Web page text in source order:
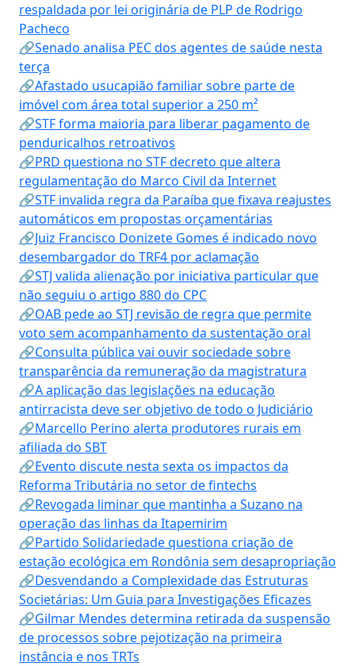
respaldada por lei originária de PLP de Rodrigo
Pacheco
🔗Senado analisa PEC dos agentes de saúde nesta
terça
🔗Afastado usucapião familiar sobre parte de
imóvel com área total superior a 250 m²
🔗STF forma maioria para liberar pagamento de
penduricalhos retroativos
🔗PRD questiona no STF decreto que altera
regulamentação do Marco Civil da Internet
🔗STF invalida regra da Paraíba que fixava reajustes
automáticos em propostas orçamentárias
🔗Juiz Francisco Donizete Gomes é indicado novo
desembargador do TRF4 por aclamação
🔗STJ valida alienação por iniciativa particular que
não seguiu o artigo 880 do CPC
🔗OAB pede ao STJ revisão de regra que permite
voto sem acompanhamento da sustentação oral
🔗Consulta pública vai ouvir sociedade sobre
transparência da remuneração da magistratura
🔗A aplicação das legislações na educação
antirracista deve ser objetivo de todo o Judiciário
🔗Marcello Perino alerta produtores rurais em
afiliada do SBT
🔗Evento discute nesta sexta os impactos da
Reforma Tributária no setor de fintechs
🔗Revogada liminar que mantinha a Suzano na
operação das linhas da Itapemirim
🔗Partido Solidariedade questiona criação de
estação ecológica em Rondônia sem desapropriação
🔗Desvendando a Complexidade das Estruturas
Societárias: Um Guia para Investigações Eficazes
🔗Gilmar Mendes determina retirada da suspensão
de processos sobre pejotização na primeira
instância e nos TRTs